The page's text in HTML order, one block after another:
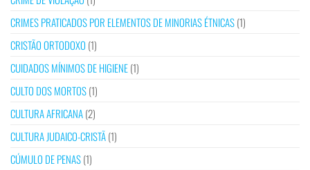
CRIMES PRATICADOS POR ELEMENTOS DE MINORIAS ÉTNICAS(1)
CRISTÃO ORTODOXO (1)
CUIDADOS MÍNIMOS DE HIGIENE(1)
CULTO DOS MORTOS(1)
CULTURA AFRICANA(2)
CULTURA JUDAICO-CRISTÃ(1)
CÚMULO DE PENAS(1)